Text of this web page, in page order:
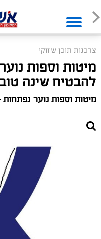
צרכנות תוכן שיווקי
מיטות וספות
להבטיח שינה
מיטות וספות נוער